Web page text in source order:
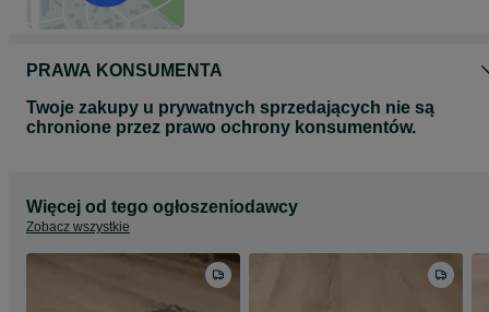
PRAWA KONSUMENTA
Twoje zakupy u prywatnych sprzedających nie są
chronione przez prawo ochrony konsumentów.
Więcej od tego ogłoszeniodawcy
Zobacz wszystkie